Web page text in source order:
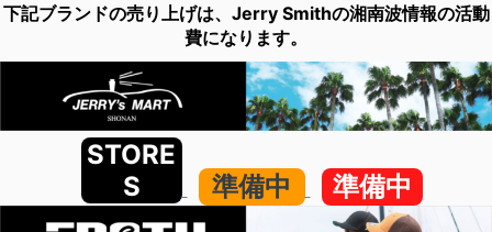
下記ブランドの売り上げは、Jerry Smithの湘南波情報の活動
費になります。
STORE
S
準備中 準備中